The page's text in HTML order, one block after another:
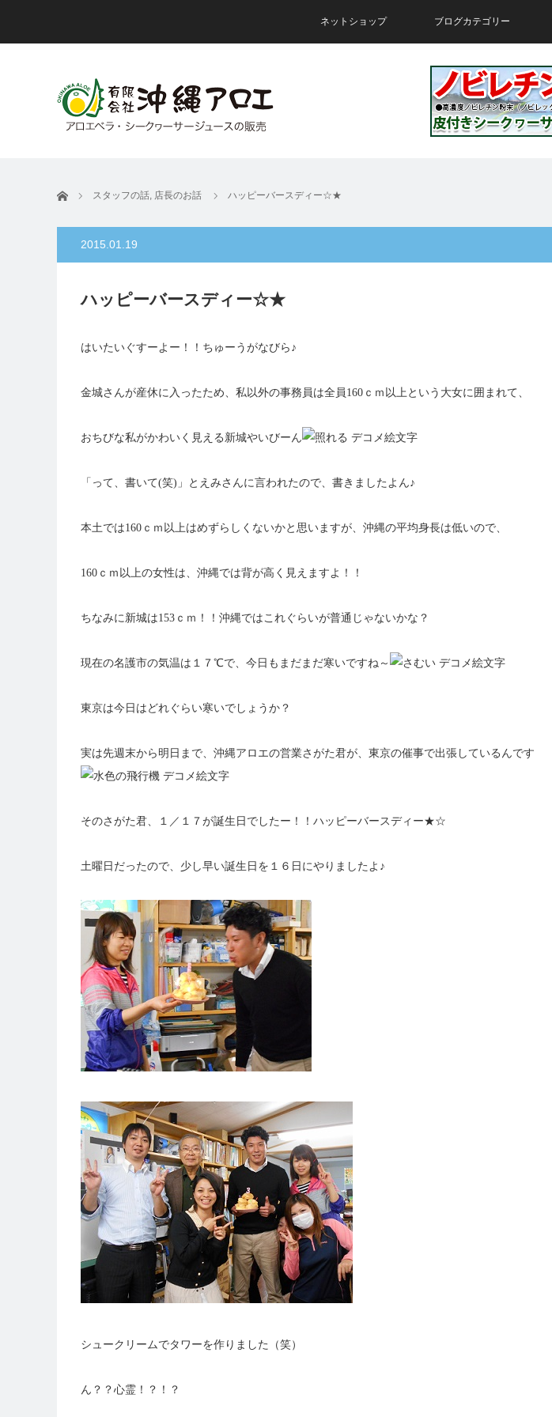
ネットショップ ブログカテゴリー
ホーム スタッフの話, 店長のお話 ハッピーバースディー☆★
2015.01.19
ハッピーバースディー☆★
はいたいぐすーよー！！ちゅーうがなびら♪
金城さんが産休に入ったため、私以外の事務員は全員160ｃｍ以上という大女に囲まれて、
おちびな私がかわいく見える新城やいびーん
「って、書いて(笑)」とえみさんに言われたので、書きましたよん♪
本土では160ｃｍ以上はめずらしくないかと思いますが、沖縄の平均身長は低いので、
160ｃｍ以上の女性は、沖縄では背が高く見えますよ！！
ちなみに新城は153ｃｍ！！沖縄ではこれぐらいが普通じゃないかな？
現在の名護市の気温は１７℃で、今日もまだまだ寒いですね～
東京は今日はどれぐらい寒いでしょうか？
実は先週末から明日まで、沖縄アロエの営業さがた君が、東京の催事で出張しているんです
そのさがた君、１／１７が誕生日でしたー！！ハッピーバースディー★☆
土曜日だったので、少し早い誕生日を１６日にやりましたよ♪
シュークリームでタワーを作りました（笑）
ん？？心霊！？！？